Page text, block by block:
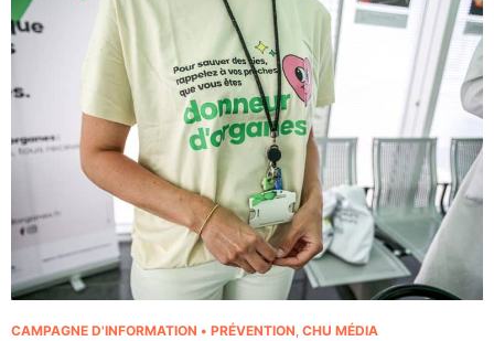
pôle régional de cancérologie.
CAMPAGNE D'INFORMATION • PRÉVENTION, CHU MÉDIA